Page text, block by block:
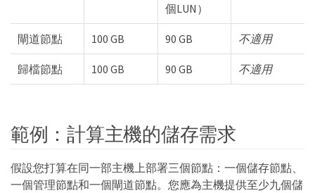
個LUN）
閘道節點 100 GB 90 GB 不適用
歸檔節點 100 GB 90 GB 不適用
範例：計算主機的儲存需求
假設您打算在同一部主機上部署三個節點：一個儲存節點、
一個管理節點和一個閘道節點。您應為主機提供至少九個儲